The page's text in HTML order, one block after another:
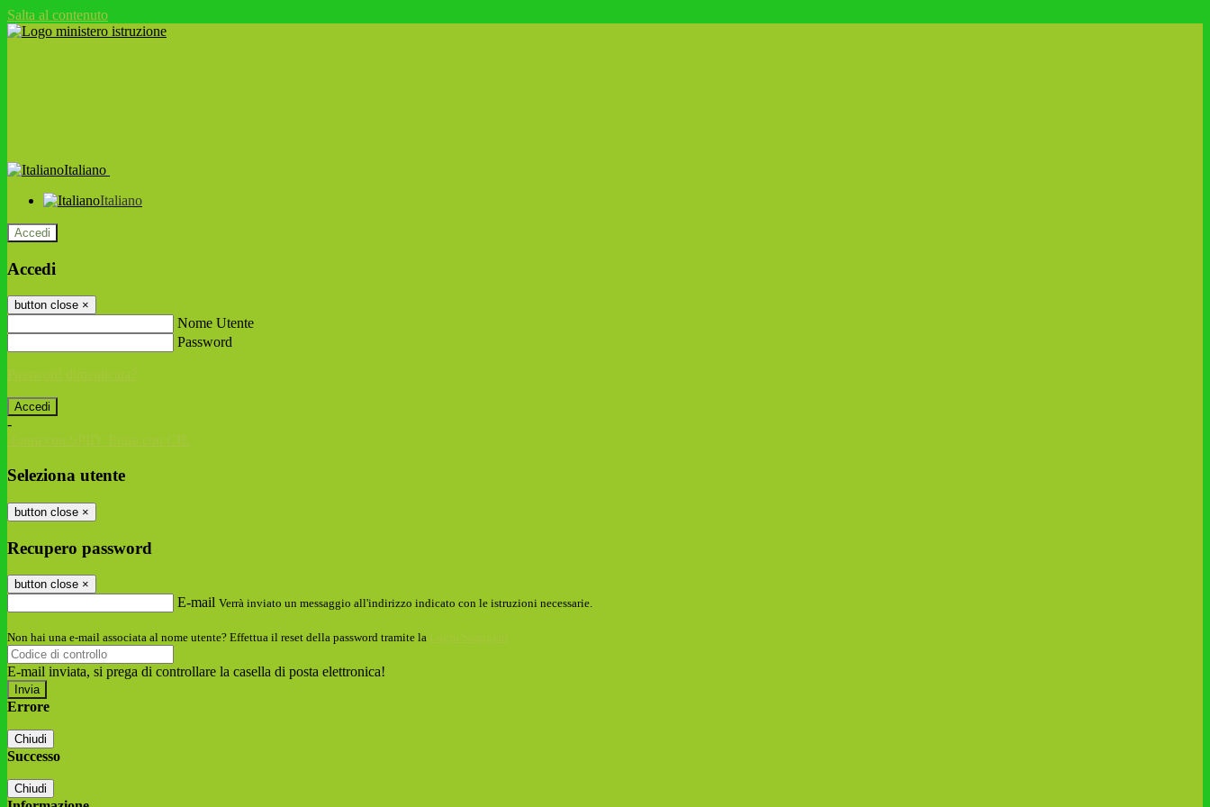
Salta al contenuto
Italiano
Italiano
Accedi
Accedi
button close ×
Nome Utente
Password
-
Seleziona utente
button close ×
Recupero password
button close ×
E-mail Verrà inviato un messaggio all'indirizzo indicato con le istruzioni necessarie.
Non hai una e-mail associata al nome utente? Effettua il reset della password tramite la
E-mail inviata, si prega di controllare la casella di posta elettronica!
Errore
Chiudi
Successo
Chiudi